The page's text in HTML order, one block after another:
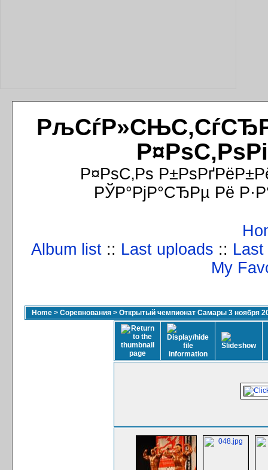
Р¤РѕС‚Рѕ
РЎР°РјР°СЂРµ Рё
Album list :: Last uploads ::
My
Home > Соревнования > Открытый чемпионат Самары 3 ноября